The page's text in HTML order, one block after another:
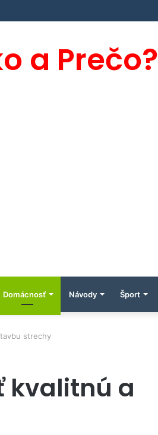
a Prečo?
Domácnosť Návody Šport
strechy
kvalitnú a